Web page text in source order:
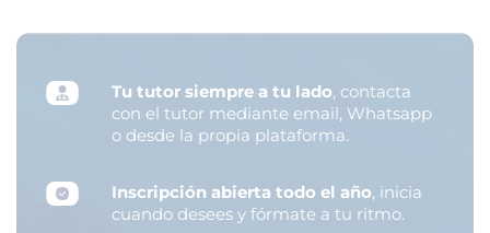
Tu tutor siempre a tu lado, contacta
con el tutor mediante email, Whatsapp
o desde la propia plataforma.
Inscripción abierta todo el año, inicia
cuando desees y fórmate a tu ritmo.